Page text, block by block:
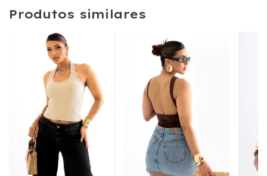
Produtos similares